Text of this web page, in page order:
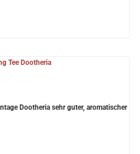
Dootheria sehr guter, aromatischer